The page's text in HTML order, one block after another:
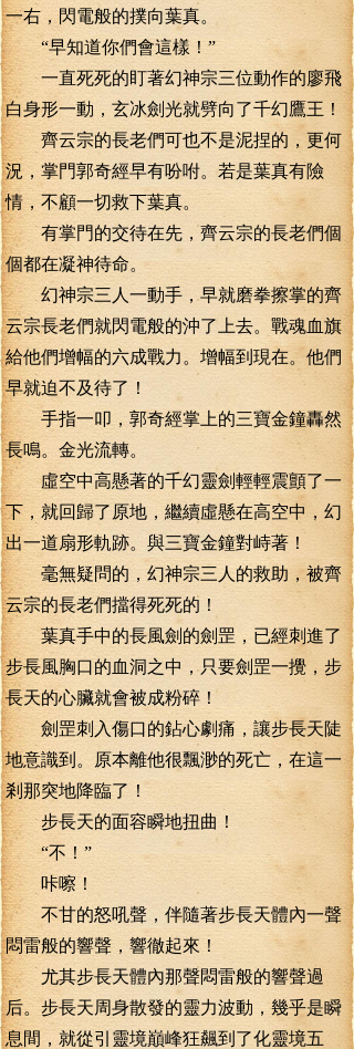
一右，閃電般的撲向葉真。
“早知道你們會這樣！”
一直死死的盯著幻神宗三位動作的廖飛
白身形一動，玄冰劍光就劈向了千幻鷹王！
齊云宗的長老們可也不是泥捏的，更何
況，掌門郭奇經早有吩咐。若是葉真有險
情，不顧一切救下葉真。
有掌門的交待在先，齊云宗的長老們個
個都在凝神待命。
幻神宗三人一動手，早就磨拳擦掌的齊
云宗長老們就閃電般的沖了上去。戰魂血旗
給他們增幅的六成戰力。增幅到現在。他們
早就迫不及待了！
手指一叩，郭奇經掌上的三寶金鐘轟然
長鳴。金光流轉。
虛空中高懸著的千幻靈劍輕輕震顫了一
下，就回歸了原地，繼續虛懸在高空中，幻
出一道扇形軌跡。與三寶金鐘對峙著！
毫無疑問的，幻神宗三人的救助，被齊
云宗的長老們擋得死死的！
葉真手中的長風劍的劍罡，已經刺進了
步長風胸口的血洞之中，只要劍罡一攪，步
長天的心臟就會被成粉碎！
劍罡刺入傷口的鉆心劇痛，讓步長天陡
地意識到。原本離他很飄渺的死亡，在這一
剎那突地降臨了！
步長天的面容瞬地扭曲！
“不！”
咔嚓！
不甘的怒吼聲，伴隨著步長天體內一聲
悶雷般的響聲，響徹起來！
尤其步長天體內那聲悶雷般的響聲過
后。步長天周身散發的靈力波動，幾乎是瞬
息間，就從引靈境巔峰狂飆到了化靈境五